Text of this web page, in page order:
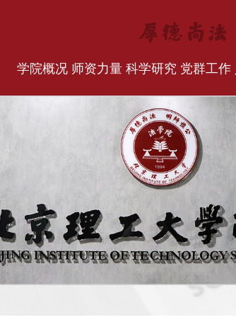
学院概况 师资力量 科学研究 党群工作